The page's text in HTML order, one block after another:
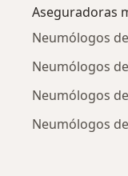
Aseguradoras
Neumólogos
Neumólogos
Neumólogos
Neumólogos